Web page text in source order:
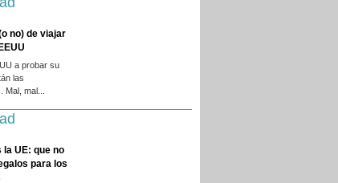
no) de viajar
a probar su
las
mal...
la UE: que no
para los